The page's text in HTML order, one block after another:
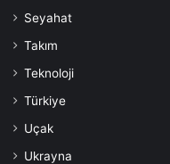
Seyahat
Takım
Teknoloji
Türkiye
Uçak
Ukrayna